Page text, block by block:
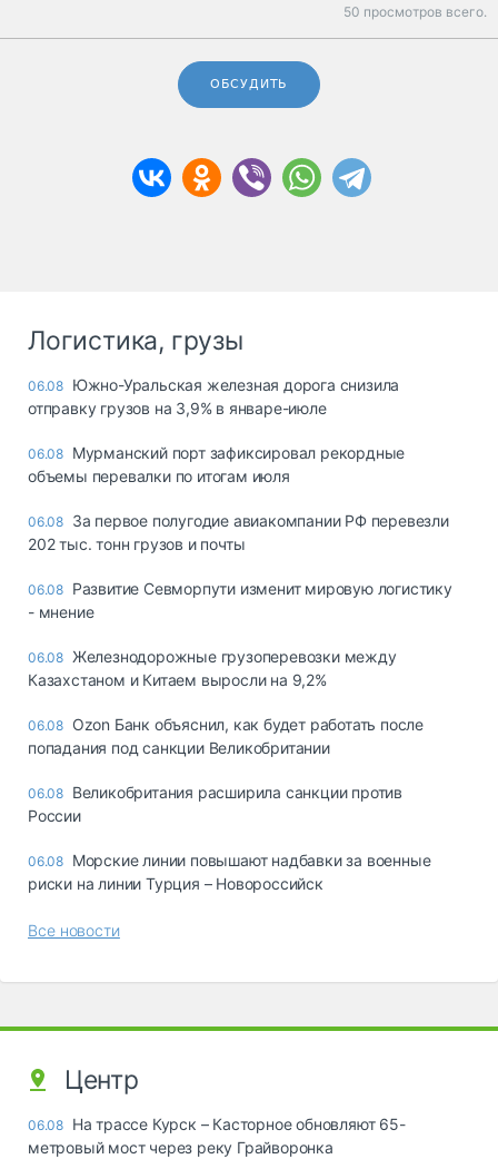
50 просмотров всего.
ОБСУДИТЬ
Логистика, грузы
06.08 Южно-Уральская железная дорога снизила
отправку грузов на 3,9% в январе-июле
06.08 Мурманский порт зафиксировал рекордные
объемы перевалки по итогам июля
06.08 За первое полугодие авиакомпании РФ перевезли
202 тыс. тонн грузов и почты
06.08 Развитие Севморпути изменит мировую логистику
- мнение
06.08 Железнодорожные грузоперевозки между
Казахстаном и Китаем выросли на 9,2%
06.08 Ozon Банк объяснил, как будет работать после
попадания под санкции Великобритании
06.08 Великобритания расширила санкции против
России
06.08 Морские линии повышают надбавки за военные
риски на линии Турция – Новороссийск
Все новости
Центр
06.08 На трассе Курск – Касторное обновляют 65-
метровый мост через реку Грайворонка